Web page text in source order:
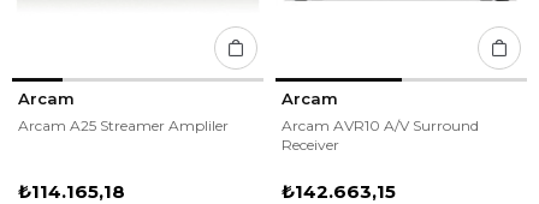
Arcam
Arcam A25 Streamer Ampliler
₺114.165,18
Arcam
Arcam AVR10 A/V Surround
Receiver
₺142.663,15